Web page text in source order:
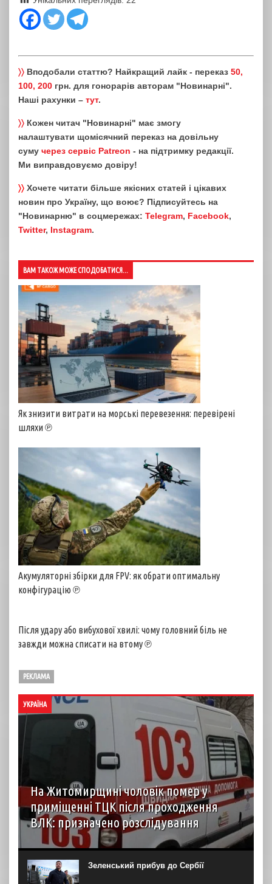
〉〉 Вподобали статтю? Найкращий лайк - переказ 50,
100, 200 грн. для гонорарів авторам "Новинарні".
Наші рахунки – тут.
〉〉 Кожен читач "Новинарні" має змогу
налаштувати щомісячний переказ на довільну
суму через сервіс Patreon - на підтримку редакції.
Ми виправдовуємо довіру!
〉〉 Хочете читати більше якісних статей і цікавих
новин про Україну, що воює? Підписуйтесь на
"Новинарню" в соцмережах: Telegram, Facebook,
Twitter, Instagram.
ВАМ ТАКОЖ МОЖЕ СПОДОБАТИСЯ...
Як знизити витрати на морські перевезення: перевірені
шляхи ℗
Акумуляторні збірки для FPV: як обрати оптимальну
конфігурацію ℗
Після удару або вибухової хвилі: чому головний біль не
завжди можна списати на втому ℗
РЕКЛАМА
УКРАЇНА
На Житомирщині чоловік помер у
приміщенні ТЦК після проходження
ВЛК: призначено розслідування
6 серпня до територіального центру комплектування на
Житомирщині доставили чоловіка, який фігурував як
порушник правил військового обліку. Під час
перебування у приміщенні він знепритомнів, а потім
Зеленський прибув до Сербії